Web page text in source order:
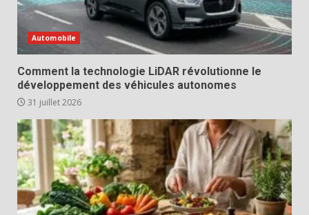
Automobile
Comment la technologie LiDAR révolutionne le
développement des véhicules autonomes
31 juillet 2026